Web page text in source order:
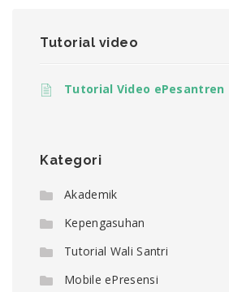
Tutorial video
Tutorial Video ePesantren
Kategori
Akademik
Kepengasuhan
Tutorial Wali Santri
Mobile ePresensi